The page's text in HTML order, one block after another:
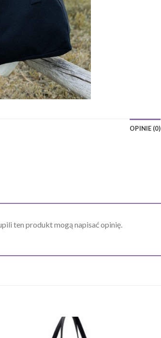
OPINIE (0)
ten produkt mogą napisać opinię.